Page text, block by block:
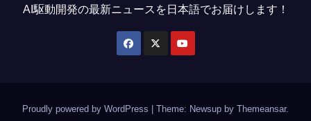
AI駆動開発の最新ニュースを日本語でお届けします！
Proudly powered by WordPress Theme: Newsup by Themeansar.